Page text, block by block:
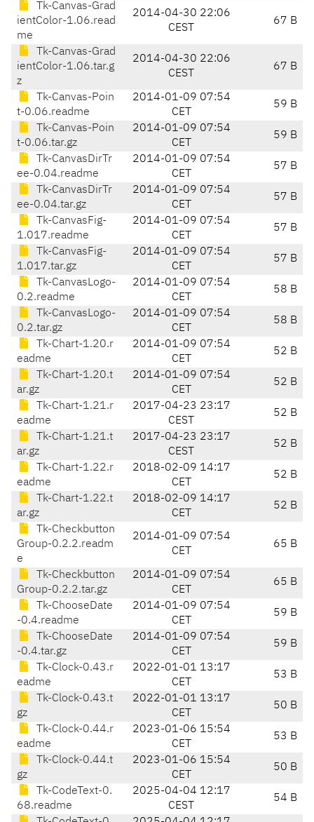
Tk-Canvas-Grad
ientColor-1.06.read
me
2014-04-30 22:06
CEST
67 B
Tk-Canvas-Grad
ientColor-1.06.tar.g
z
2014-04-30 22:06
CEST
67 B
Tk-Canvas-Poin
t-0.06.readme
2014-01-09 07:54
CET
59 B
Tk-Canvas-Poin
t-0.06.tar.gz
2014-01-09 07:54
CET
59 B
Tk-CanvasDirTr
ee-0.04.readme
2014-01-09 07:54
CET
57 B
Tk-CanvasDirTr
ee-0.04.tar.gz
2014-01-09 07:54
CET
57 B
Tk-CanvasFig-
1.017.readme
2014-01-09 07:54
CET
57 B
Tk-CanvasFig-
1.017.tar.gz
2014-01-09 07:54
CET
57 B
Tk-CanvasLogo-
0.2.readme
2014-01-09 07:54
CET
58 B
Tk-CanvasLogo-
0.2.tar.gz
2014-01-09 07:54
CET
58 B
Tk-Chart-1.20.r
eadme
2014-01-09 07:54
CET
52 B
Tk-Chart-1.20.t
ar.gz
2014-01-09 07:54
CET
52 B
Tk-Chart-1.21.r
eadme
2017-04-23 23:17
CEST
52 B
Tk-Chart-1.21.t
ar.gz
2017-04-23 23:17
CEST
52 B
Tk-Chart-1.22.r
eadme
2018-02-09 14:17
CET
52 B
Tk-Chart-1.22.t
ar.gz
2018-02-09 14:17
CET
52 B
Tk-Checkbutton
Group-0.2.2.readm
e
2014-01-09 07:54
CET
65 B
Tk-Checkbutton
Group-0.2.2.tar.gz
2014-01-09 07:54
CET
65 B
Tk-ChooseDate
-0.4.readme
2014-01-09 07:54
CET
59 B
Tk-ChooseDate
-0.4.tar.gz
2014-01-09 07:54
CET
59 B
Tk-Clock-0.43.r
eadme
2022-01-01 13:17
CET
53 B
Tk-Clock-0.43.t
gz
2022-01-01 13:17
CET
50 B
Tk-Clock-0.44.r
eadme
2023-01-06 15:54
CET
53 B
Tk-Clock-0.44.t
gz
2023-01-06 15:54
CET
50 B
Tk-CodeText-0.
68.readme
2025-04-04 12:17
CEST
54 B